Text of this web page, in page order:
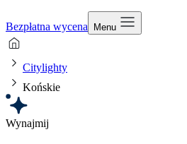
Bezpłatna wycena Menu
Citylighty
Końskie
Wynajmij